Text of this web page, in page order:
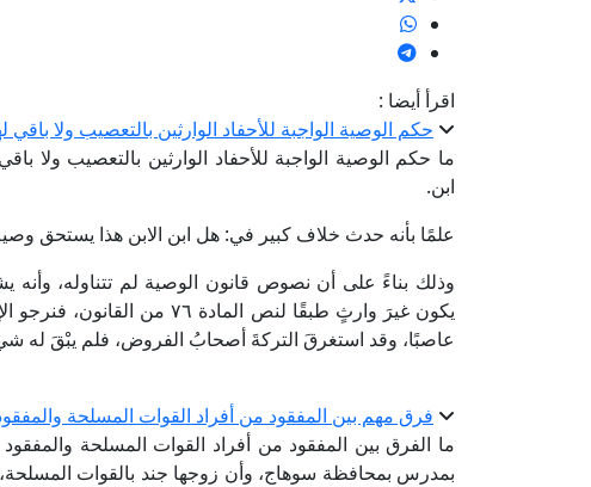
اقرأ أيضا :
حكم الوصية الواجبة للأحفاد الوارثين بالتعصيب ولا باقي
ما حكم الوصية الواجبة للأحفاد الوارثين بالتعصيب ولا
ابن.
علمًا بأنه حدث خلاف كبير في: هل ابن الابن هذا يستحق
وذلك بناءً على أن نصوص قانون الوصية لم تتناوله،
يكون غيرَ وارثٍ طبقًا لنص
عاصبًا، وقد استغرقَ التركةَ أصحابُ الفروض، فلم يبْقَ له
فرق مهم بين المفقود من أفراد القوات المسلحة
ما الفرق بين المفقود من أفراد القوات المسلحة